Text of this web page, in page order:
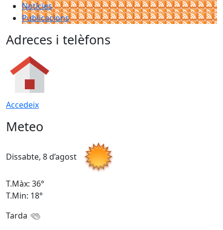
Notícies
Publicacions
Adreces i telèfons
Accedeix
Meteo
Dissabte, 8 d’agost
T.Màx: 36°
T.Min: 18°
Tarda